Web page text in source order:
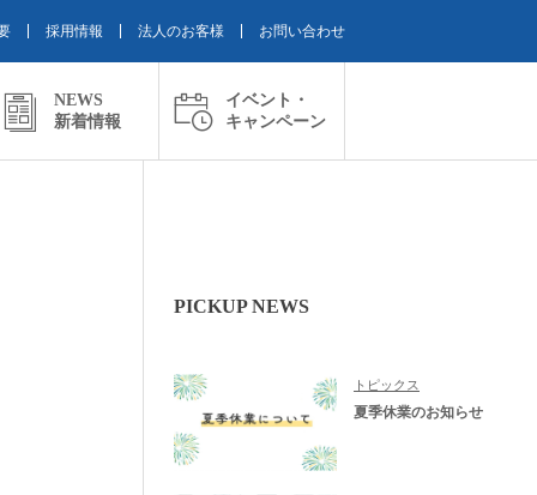
採用情報 法人のお客様 お問い合わせ
NEWS
新着情報
イベント・
キャンペーン
PICKUP NEWS
トピックス
夏季休業のお知らせ